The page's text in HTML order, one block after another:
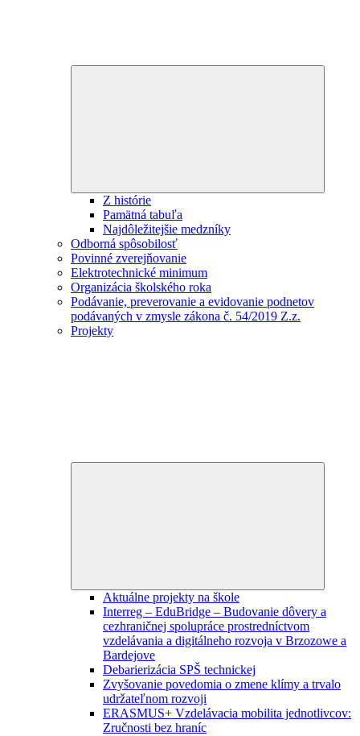
Z histórie
Pamätná tabuľa
Najdôležitejšie medzníky
Odborná spôsobilosť
Povinné zverejňovanie
Elektrotechnické minimum
Organizácia školského roka
Podávanie, preverovanie a evidovanie podnetov
podávaných v zmysle zákona č. 54/2019 Z.z.
Projekty
Aktuálne projekty na škole
Interreg – EduBridge – Budovanie dôvery a
cezhraničnej spolupráce prostredníctvom
vzdelávania a digitálneho rozvoja v Brzozowe a
Bardejove
Debarierizácia SPŠ technickej
Zvyšovanie povedomia o zmene klímy a trvalo
udržateľnom rozvoji
ERASMUS+ Vzdelávacia mobilita jednotlivcov:
Zručnosti bez hraníc